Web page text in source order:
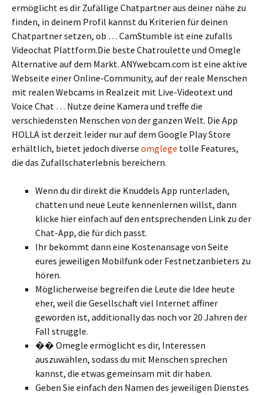
ermöglicht es dir Zufällige Chatpartner aus deiner nähe zu
finden, in deinem Profil kannst du Kriterien für deinen
Chatpartner setzen, ob … CamStumble ist eine zufalls
Videochat Plattform.Die beste Chatroulette und Omegle
Alternative auf dem Markt. ANYwebcam.com ist eine aktive
Webseite einer Online-Community, auf der reale Menschen
mit realen Webcams in Realzeit mit Live-Videotext und
Voice Chat … Nutze deine Kamera und treffe die
verschiedensten Menschen von der ganzen Welt. Die App
HOLLA ist derzeit leider nur auf dem Google Play Store
erhältlich, bietet jedoch diverse omglege tolle Features,
die das Zufallschaterlebnis bereichern.
Wenn du dir direkt die Knuddels App runterladen,
chatten und neue Leute kennenlernen willst, dann
klicke hier einfach auf den entsprechenden Link zu der
Chat-App, die für dich passt.
Ihr bekommt dann eine Kostenansage von Seite
eures jeweiligen Mobilfunk oder Festnetzanbieters zu
hören.
Möglicherweise begreifen die Leute die Idee heute
eher, weil die Gesellschaft viel Internet affiner
geworden ist, additionally das noch vor 20 Jahren der
Fall struggle.
�� Omegle ermöglicht es dir, Interessen
auszuwählen, sodass du mit Menschen sprechen
kannst, die etwas gemeinsam mit dir haben.
Geben Sie einfach den Namen des jeweiligen Dienstes